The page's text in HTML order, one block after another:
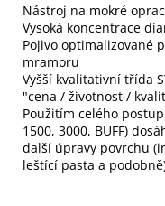
Nástroj na mokré
Vysoká koncentrace
Pojivo optimalizované
mramoru
Vyšší kvalitativní třída
"cena / životnost /
Použitím celého
1500, 3000, BUFF)
další úpravy povrchu
leštící pasta a